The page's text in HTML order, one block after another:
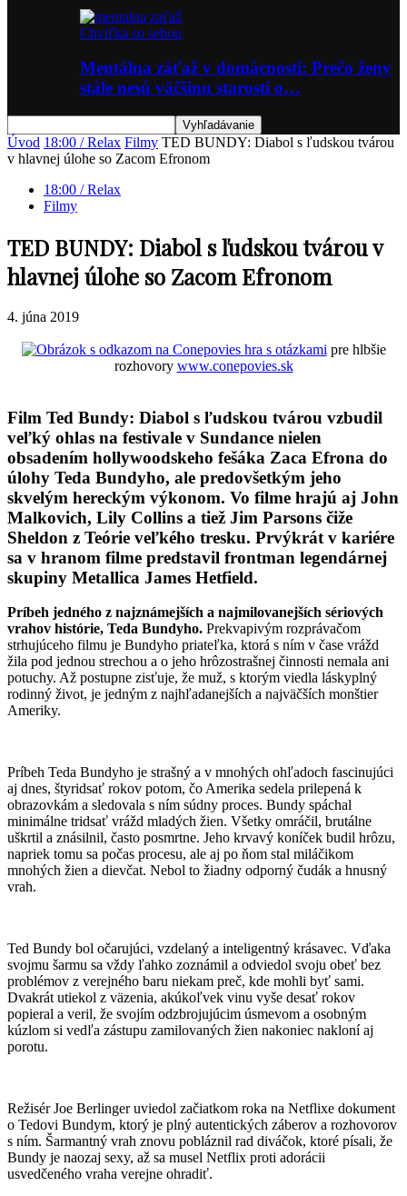
Chvíľka so sebou
Mentálna záťaž v domácnosti: Prečo ženy
stále nesú väčšinu starostí o…
Úvod 18:00 / Relax Filmy TED BUNDY: Diabol s ľudskou tvárou
v hlavnej úlohe so Zacom Efronom
18:00 / Relax
Filmy
TED BUNDY: Diabol s ľudskou tvárou v
hlavnej úlohe so Zacom Efronom
4. júna 2019
hra s otázkami pre hlbšie
rozhovory www.conepovies.sk
Film Ted Bundy: Diabol s ľudskou tvárou vzbudil
veľký ohlas na festivale v Sundance nielen
obsadením hollywoodskeho fešáka Zaca Efrona do
úlohy Teda Bundyho, ale predovšetkým jeho
skvelým hereckým výkonom. Vo filme hrajú aj John
Malkovich, Lily Collins a tiež Jim Parsons čiže
Sheldon z Teórie veľkého tresku. Prvýkrát v kariére
sa v hranom filme predstavil frontman legendárnej
skupiny Metallica James Hetfield.
Príbeh jedného z najznámejších a najmilovanejších sériových
vrahov histórie, Teda Bundyho. Prekvapivým rozprávačom
strhujúceho filmu je Bundyho priateľka, ktorá s ním v čase vrážd
žila pod jednou strechou a o jeho hrôzostrašnej činnosti nemala ani
potuchy. Až postupne zisťuje, že muž, s ktorým viedla láskyplný
rodinný život, je jedným z najhľadanejších a najväčších monštier
Ameriky.
Príbeh Teda Bundyho je strašný a v mnohých ohľadoch fascinujúci
aj dnes, štyridsať rokov potom, čo Amerika sedela prilepená k
obrazovkám a sledovala s ním súdny proces. Bundy spáchal
minimálne tridsať vrážd mladých žien. Všetky omráčil, brutálne
uškrtil a znásilnil, často posmrtne. Jeho krvavý koníček budil hrôzu,
napriek tomu sa počas procesu, ale aj po ňom stal miláčikom
mnohých žien a dievčat. Nebol to žiadny odporný čudák a hnusný
vrah.
Ted Bundy bol očarujúci, vzdelaný a inteligentný krásavec. Vďaka
svojmu šarmu sa vždy ľahko zoznámil a odviedol svoju obeť bez
problémov z verejného baru niekam preč, kde mohli byť sami.
Dvakrát utiekol z väzenia, akúkoľvek vinu vyše desať rokov
popieral a veril, že svojím odzbrojujúcim úsmevom a osobným
kúzlom si vedľa zástupu zamilovaných žien nakoniec nakloní aj
porotu.
Režisér Joe Berlinger uviedol začiatkom roka na Netflixe dokument
o Tedovi Bundym, ktorý je plný autentických záberov a rozhovorov
s ním. Šarmantný vrah znovu pobláznil rad diváčok, ktoré písali, že
Bundy je naozaj sexy, až sa musel Netflix proti adorácii
usvedčeného vraha verejne ohradiť.